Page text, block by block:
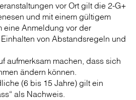
vor Ort gilt die 2-G+
und mit einem gültigem
eine Anmeldung vor der
von Abstandsregeln und
aufmerksam machen, dass sich
ändern können.
(6 bis 15 Jahre) gilt ein
als Nachweis.